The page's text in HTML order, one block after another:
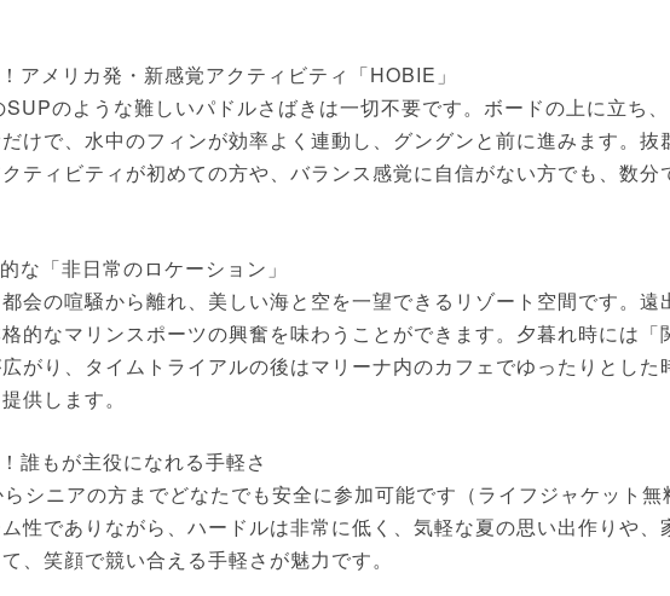
アメリカ発・新感覚アクティビティ「HOBIE」
のような難しいパドルさばきは一切不要です。ボードの上に立ち
けで、水中のフィンが効率よく連動し、グングンと前に進みます。抜
ティビティが初めての方や、バランス感覚に自信がない方でも、数分
な「非日常のロケーション」
会の喧騒から離れ、美しい海と空を一望できるリゾート空間です。遠
的なマリンスポーツの興奮を味わうことができます。夕暮れ時には「
がり、タイムトライアルの後はマリーナ内のカフェでゆったりとした
供します。
誰もが主役になれる手軽さ
シニアの方までどなたでも安全に参加可能です（ライフジャケット無
性でありながら、ハードルは非常に低く、気軽な夏の思い出作りや、
、笑顔で競い合える手軽さが魅力です。